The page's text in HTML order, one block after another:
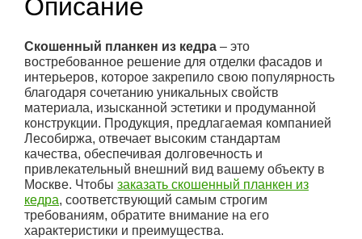
Описание
Скошенный планкен из кедра – это
востребованное решение для отделки фасадов и
интерьеров, которое закрепило свою популярность
благодаря сочетанию уникальных свойств
материала, изысканной эстетики и продуманной
конструкции. Продукция, предлагаемая компанией
Лесобиржа, отвечает высоким стандартам
качества, обеспечивая долговечность и
привлекательный внешний вид вашему объекту в
Москве. Чтобы заказать скошенный планкен из
кедра, соответствующий самым строгим
требованиям, обратите внимание на его
характеристики и преимущества.